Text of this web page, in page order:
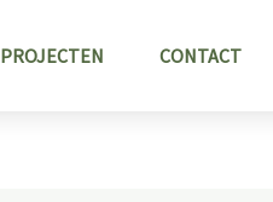
PROJECTEN CONTACT